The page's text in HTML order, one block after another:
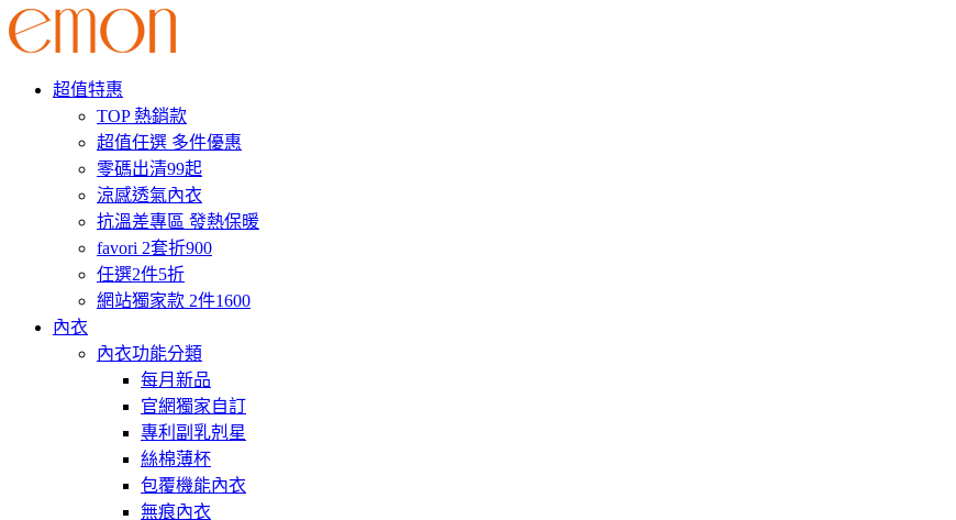
超值特惠
TOP 熱銷款
超值任選 多件優惠
零碼出清99起
涼感透氣內衣
抗溫差專區 發熱保暖
favori 2套折900
任選2件5折
網站獨家款 2件1600
內衣
內衣功能分類
每月新品
官網獨家自訂
專利副乳剋星
絲棉薄杯
包覆機能內衣
無痕內衣